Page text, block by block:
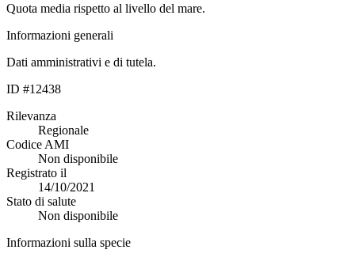
Quota media rispetto al livello del mare.
Informazioni generali
Dati amministrativi e di tutela.
ID #12438
Rilevanza
Regionale
Codice AMI
Non disponibile
Registrato il
14/10/2021
Stato di salute
Non disponibile
Informazioni sulla specie